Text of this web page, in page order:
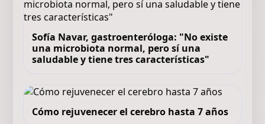
Sofía Navar, gastroenteróloga: "No existe
una microbiota normal, pero sí una
saludable y tiene tres características"
Cómo rejuvenecer el cerebro hasta 7 años